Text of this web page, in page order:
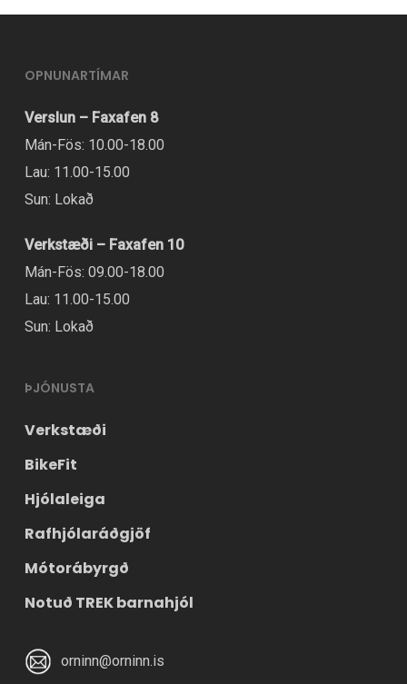
OPNUNARTÍMAR
Verslun – Faxafen 8
Mán-Fös: 10.00-18.00
Lau: 11.00-15.00
Sun: Lokað
Verkstæði – Faxafen 10
Mán-Fös: 09.00-18.00
Lau: 11.00-15.00
Sun: Lokað
ÞJÓNUSTA
Verkstæði
BikeFit
Hjólaleiga
Rafhjólaráðgjöf
Mótorábyrgð
Notuð TREK barnahjól
orninn@orninn.is